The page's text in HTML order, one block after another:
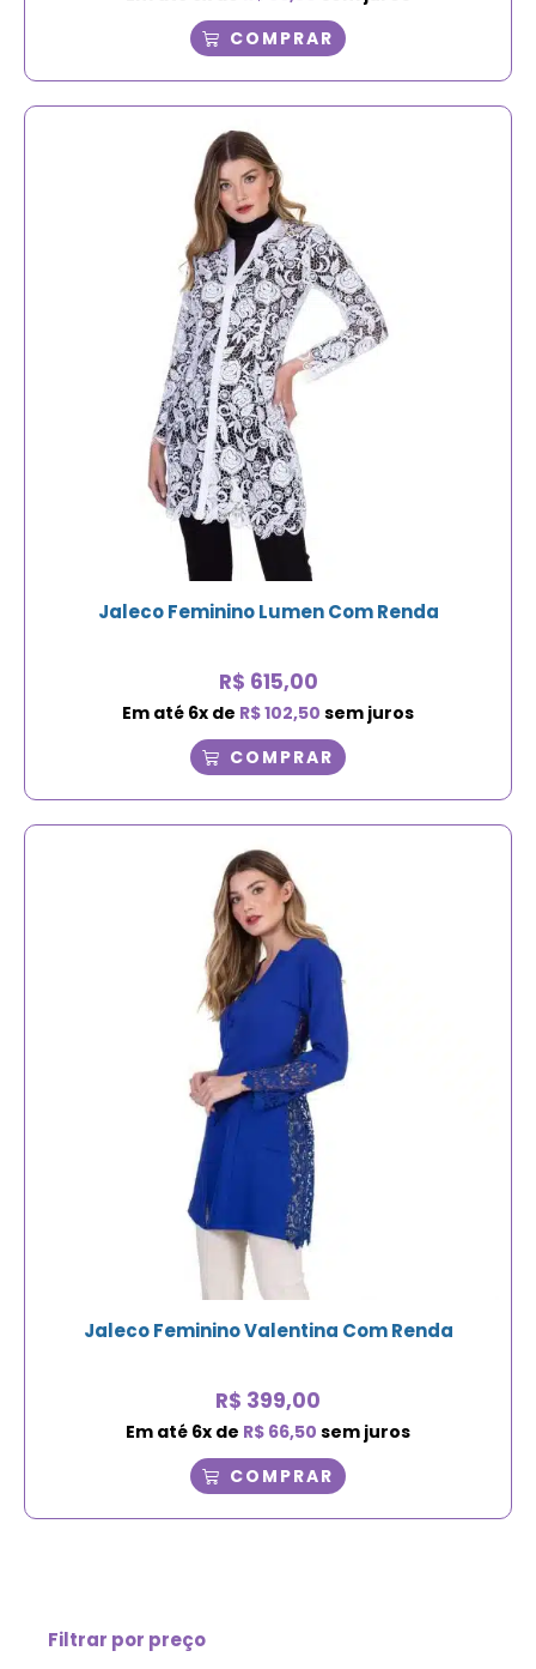
Filtrar por preço
COMPRAR
Jaleco Feminino Lumen Com Renda
R$ 615,00
Em até 6x de R$102,50 sem juros
COMPRAR
Jaleco Feminino Valentina Com Renda
R$ 399,00
Em até 6x de R$ 66,50 sem juros
COMPRAR